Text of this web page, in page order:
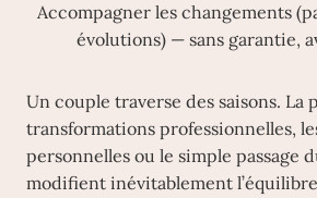
Accompagner les changements
évolutions) — sans garantie,
Un couple traverse des saisons. La
transformations professionnelles,
personnelles ou le simple passage
modifient inévitablement